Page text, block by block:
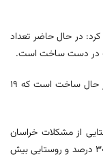
در حال حاضر تعداد
وی افزود: ۹۹ مخزن ذخیره آب شرب روستایی نیز در حال ساخت است که ۱۹
از مشکلات خراسان
جنوبی است و براساس آخرین آمار در بخش شهری ۳۰ درصد و روستایی بیش